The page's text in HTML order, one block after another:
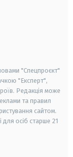
"Спецпроєкт"
"Експерт",
Редакція може
та правил
сайтом.
для осіб старше 21